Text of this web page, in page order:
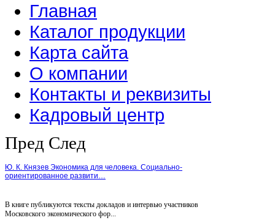
Главная
Каталог продукции
Карта сайта
О компании
Контакты и реквизиты
Кадровый центр
Пред След
Ю. К. Князев Экономика для человека. Социально-
ориентированное развити…
В книге публикуются тексты докладов и интервью участников
Московского экономического фор...